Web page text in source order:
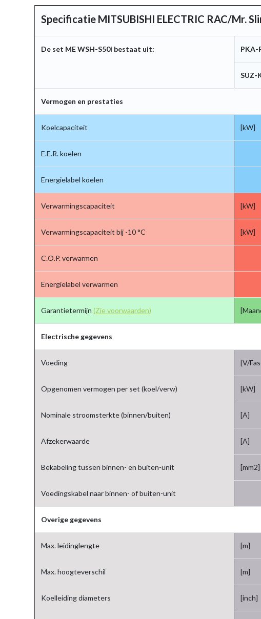
Specificatie MITSUBISHI ELECTRIC RAC/Mr.
De set ME WSH-S50i bestaat uit: PKA-
SUZ-
Vermogen en prestaties
Koelcapaciteit [kW]
E.E.R. koelen
Energielabel koelen
Verwarmingscapaciteit [kW]
Verwarmingscapaciteit bij -10 °C [kW]
C.O.P. verwarmen
Energielabel verwarmen
Garantietermijn (Zie voorwaarden)
Electrische gegevens
Voeding [V/
Opgenomen vermogen per set (koel/verw) [kW]
Nominale stroomsterkte (binnen/buiten) [A]
Afzekerwaarde [A]
Bekabeling tussen binnen- en buiten-unit [mm2]
Voedingskabel naar binnen- of buiten-unit
Overige gegevens
Max. leidinglengte [m]
Max. hoogteverschil [m]
Koelleiding diameters [inch]